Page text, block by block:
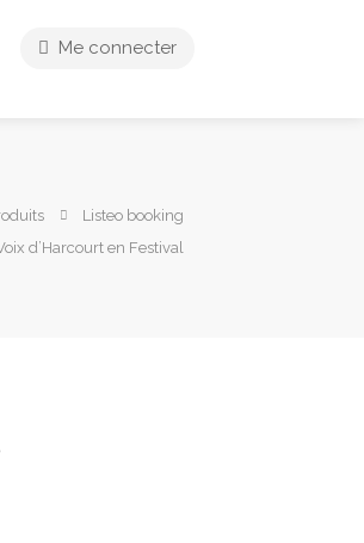
Me connecter
Listeo booking
d’Harcourt en Festival